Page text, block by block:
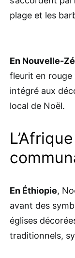
plage et les
En Nouvelle-
fleurit en
intégré aux
local de Noël.
En Éthiopie,
avant des
églises
traditionnels,